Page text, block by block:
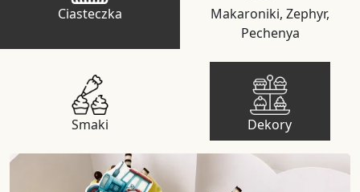
Ciasteczka
Makaroniki, Zephyr,
Pechenya
Smaki Dekory